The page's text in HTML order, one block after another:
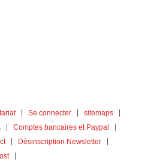
Se connecter
sitemaps
Comptes bancaires et Paypal
Désinscription Newsletter